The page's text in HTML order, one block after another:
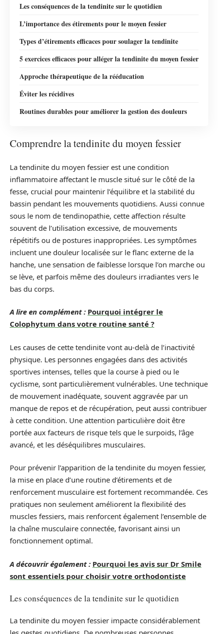
Les conséquences de la tendinite sur le quotidien
L’importance des étirements pour le moyen fessier
Types d’étirements efficaces pour soulager la tendinite
5 exercices efficaces pour alléger la tendinite du moyen fessier
Approche thérapeutique de la rééducation
Éviter les récidives
Routines durables pour améliorer la gestion des douleurs
Comprendre la tendinite du moyen fessier
La tendinite du moyen fessier est une condition
inflammatoire affectant le muscle situé sur le côté de la
fesse, crucial pour maintenir l’équilibre et la stabilité du
bassin pendant les mouvements quotidiens. Aussi connue
sous le nom de tendinopathie, cette affection résulte
souvent de l’utilisation excessive, de mouvements
répétitifs ou de postures inappropriées. Les symptômes
incluent une douleur localisée sur le flanc externe de la
hanche, une sensation de faiblesse lorsque l’on marche ou
se lève, et parfois même des douleurs irradiantes vers le
bas du corps.
A lire en complément : Pourquoi intégrer le
Colophytum dans votre routine santé ?
Les causes de cette tendinite vont au-delà de l’inactivité
physique. Les personnes engagées dans des activités
sportives intenses, telles que la course à pied ou le
cyclisme, sont particulièrement vulnérables. Une technique
de mouvement inadéquate, souvent aggravée par un
manque de repos et de récupération, peut aussi contribuer
à cette condition. Une attention particulière doit être
portée aux facteurs de risque tels que le surpoids, l’âge
avancé, et les déséquilibres musculaires.
Pour prévenir l’apparition de la tendinite du moyen fessier,
la mise en place d’une routine d’étirements et de
renforcement musculaire est fortement recommandée. Ces
pratiques non seulement améliorent la flexibilité des
muscles fessiers, mais renforcent également l’ensemble de
la chaîne musculaire connectée, favorisant ainsi un
fonctionnement optimal.
A découvrir également : Pourquoi les avis sur Dr Smile
sont essentiels pour choisir votre orthodontiste
Les conséquences de la tendinite sur le quotidien
La tendinite du moyen fessier impacte considérablement